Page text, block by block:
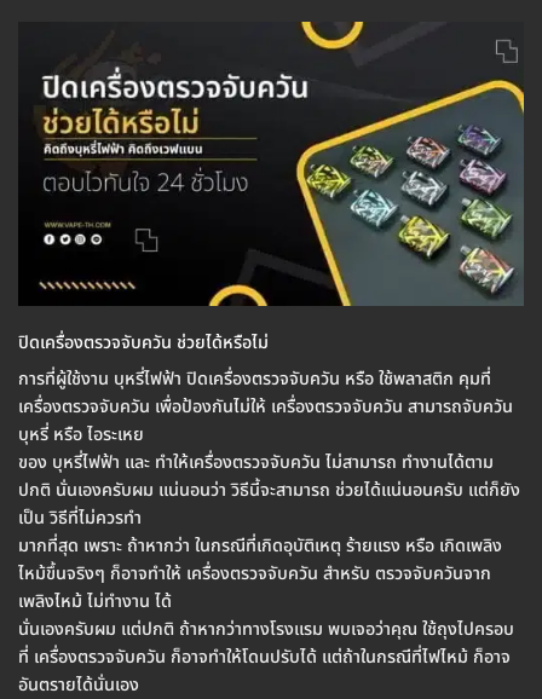
ปิดเครื่องตรวจจับควัน ช่วยได้หรือไม่
การที่ผู้ใช้งาน บุหรี่ไฟฟ้า ปิดเครื่องตรวจจับควัน หรือ ใช้พลาสติก คุมที่
เครื่องตรวจจับควัน เพื่อป้องกันไม่ให้ เครื่องตรวจจับควัน สามารถจับควัน
บุหรี่ หรือ ไอระเหย
ของ บุหรี่ไฟฟ้า และ ทำให้เครื่องตรวจจับควัน ไม่สามารถ ทำงานได้ตาม
ปกติ นั่นเองครับผม แน่นอนว่า วิธีนี้จะสามารถ ช่วยได้แน่นอนครับ แต่ก็ยัง
เป็น วิธีที่ไม่ควรทำ
มากที่สุด เพราะ ถ้าหากว่า ในกรณีที่เกิดอุบัติเหตุ ร้ายแรง หรือ เกิดเพลิง
ไหม้ขึ้นจริงๆ ก็อาจทำให้ เครื่องตรวจจับควัน สำหรับ ตรวจจับควันจาก
เพลิงไหม้ ไม่ทำงาน ได้
นั่นเองครับผม แต่ปกติ ถ้าหากว่าทางโรงแรม พบเจอว่าคุณ ใช้ถุงไปครอบ
ที่ เครื่องตรวจจับควัน ก็อาจทำให้โดนปรับได้ แต่ถ้าในกรณีที่ไฟไหม้ ก็อาจ
อันตรายได้นั่นเอง